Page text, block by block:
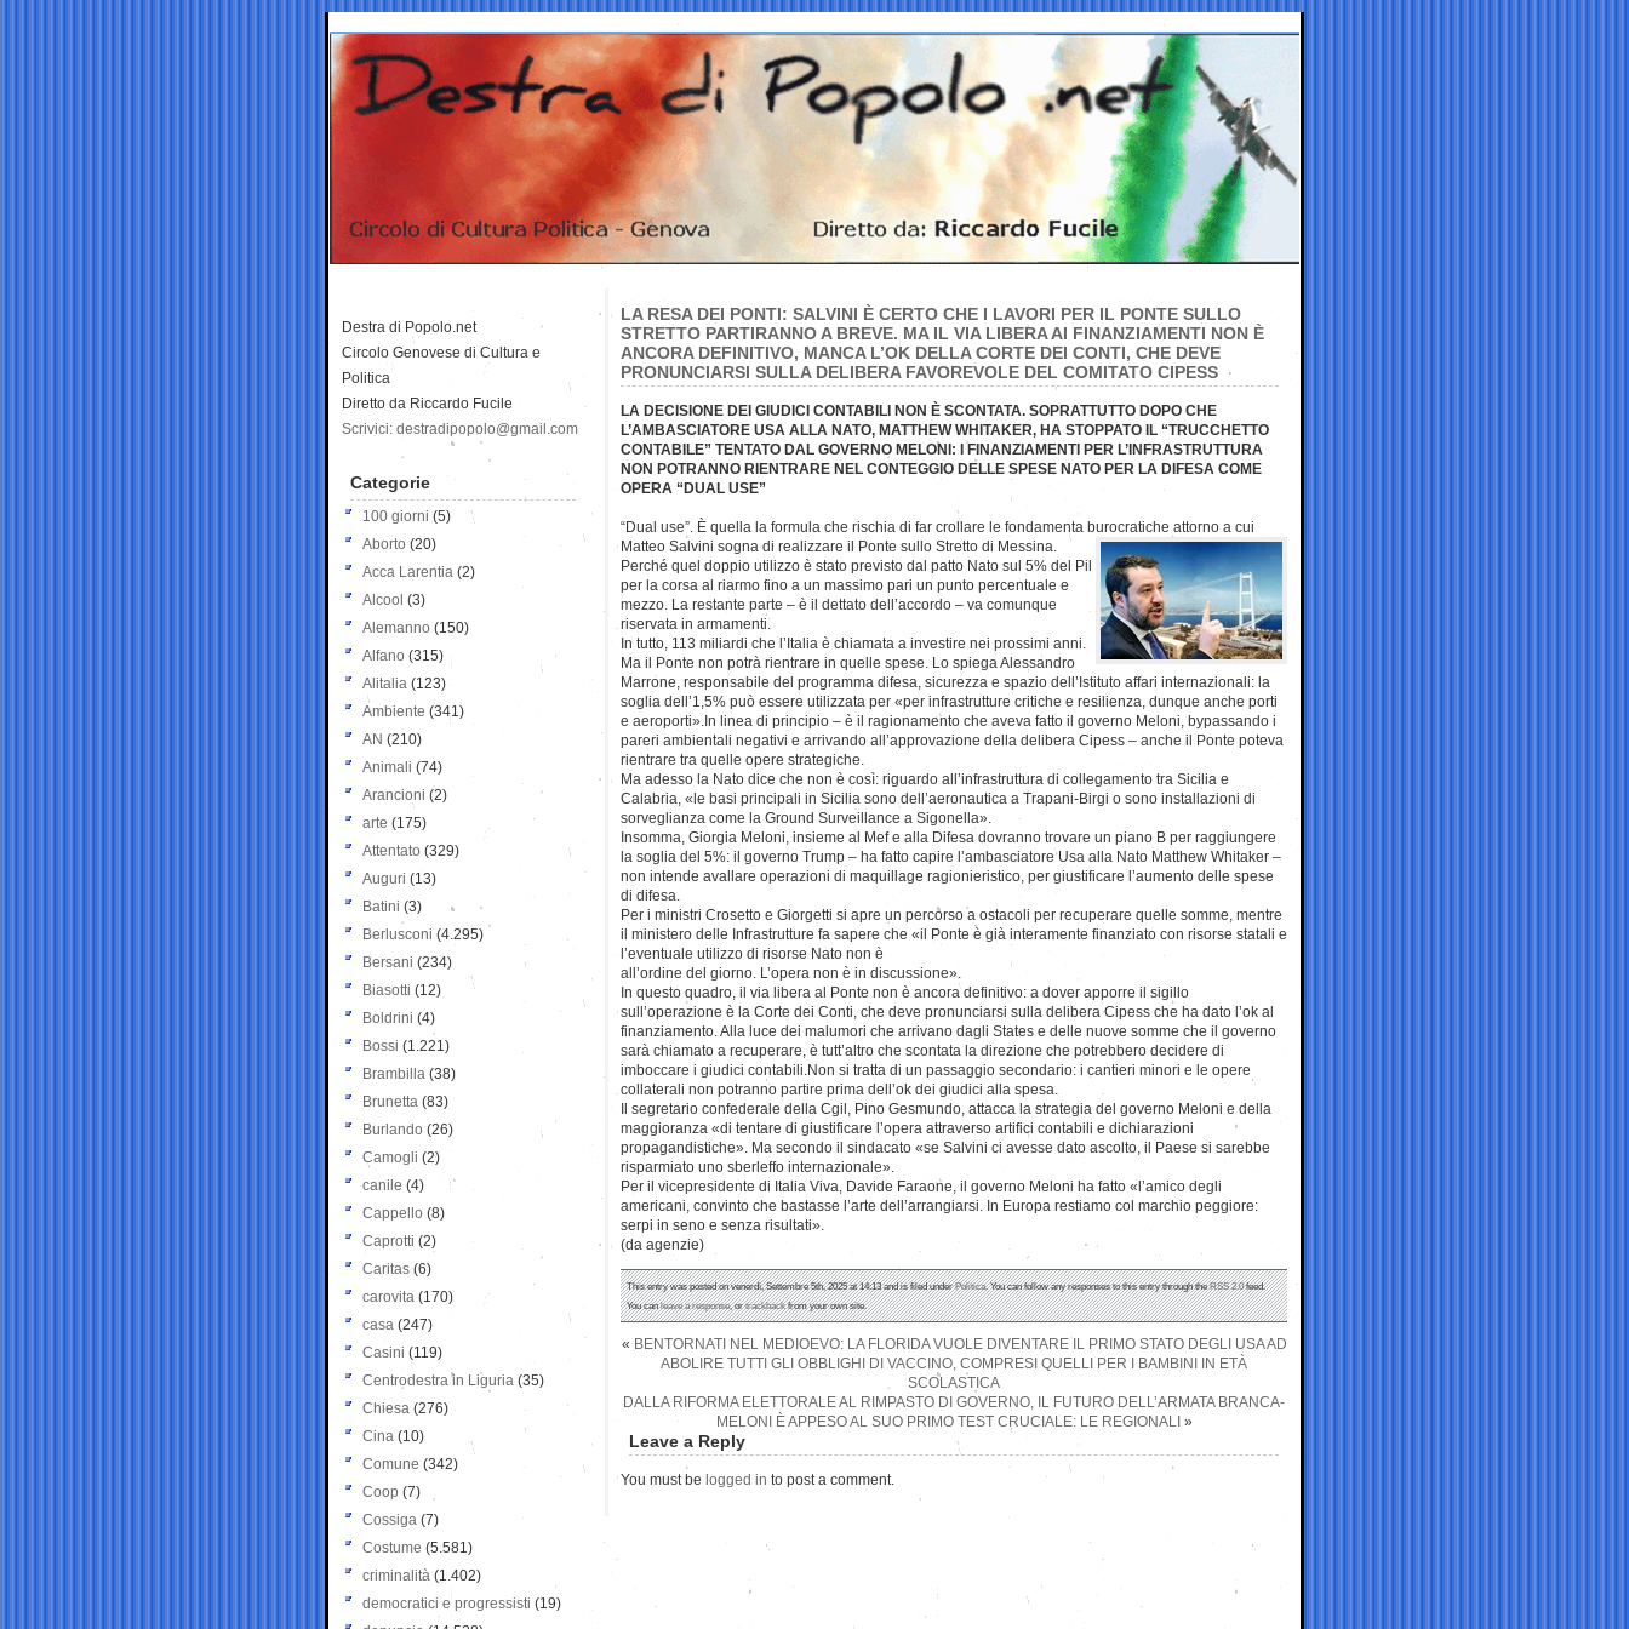
LA RESA DEI PONTI: SALVINI È CERTO CHE I LAVORI PER IL PONTE SULLO
STRETTO PARTIRANNO A BREVE. MA IL VIA LIBERA AI FINANZIAMENTI NON È
ANCORA DEFINITIVO, MANCA L’OK DELLA CORTE DEI CONTI, CHE DEVE
PRONUNCIARSI SULLA DELIBERA FAVOREVOLE DEL COMITATO CIPESS
LA DECISIONE DEI GIUDICI CONTABILI NON È SCONTATA. SOPRATTUTTO DOPO CHE
L’AMBASCIATORE USA ALLA NATO, MATTHEW WHITAKER, HA STOPPATO IL “TRUCCHETTO
CONTABILE” TENTATO DAL GOVERNO MELONI: I FINANZIAMENTI PER L’INFRASTRUTTURA
NON POTRANNO RIENTRARE NEL CONTEGGIO DELLE SPESE NATO PER LA DIFESA COME
OPERA “DUAL USE”
“Dual use”. È quella la formula che rischia di far crollare le fondamenta burocratiche attorno a cui
Matteo Salvini sogna di realizzare il Ponte sullo Stretto di Messina.
Perché quel doppio utilizzo è stato previsto dal patto Nato sul 5% del Pil
per la corsa al riarmo fino a un massimo pari un punto percentuale e
mezzo. La restante parte – è il dettato dell’accordo – va comunque
riservata in armamenti.
In tutto, 113 miliardi che l’Italia è chiamata a investire nei prossimi anni.
Ma il Ponte non potrà rientrare in quelle spese. Lo spiega Alessandro
Marrone, responsabile del programma difesa, sicurezza e spazio dell’Istituto affari internazionali: la
soglia dell’1,5% può essere utilizzata per «per infrastrutture critiche e resilienza, dunque anche porti
e aeroporti».In linea di principio – è il ragionamento che aveva fatto il governo Meloni, bypassando i
pareri ambientali negativi e arrivando all’approvazione della delibera Cipess – anche il Ponte poteva
rientrare tra quelle opere strategiche.
Ma adesso la Nato dice che non è così: riguardo all’infrastruttura di collegamento tra Sicilia e
Calabria, «le basi principali in Sicilia sono dell’aeronautica a Trapani-Birgi o sono installazioni di
sorveglianza come la Ground Surveillance a Sigonella».
Insomma, Giorgia Meloni, insieme al Mef e alla Difesa dovranno trovare un piano B per raggiungere
la soglia del 5%: il governo Trump – ha fatto capire l’ambasciatore Usa alla Nato Matthew Whitaker –
non intende avallare operazioni di maquillage ragionieristico, per giustificare l’aumento delle spese
di difesa.
Per i ministri Crosetto e Giorgetti si apre un percorso a ostacoli per recuperare quelle somme, mentre
il ministero delle Infrastrutture fa sapere che «il Ponte è già interamente finanziato con risorse statali e
l’eventuale utilizzo di risorse Nato non è
all’ordine del giorno. L’opera non è in discussione».
In questo quadro, il via libera al Ponte non è ancora definitivo: a dover apporre il sigillo
sull’operazione è la Corte dei Conti, che deve pronunciarsi sulla delibera Cipess che ha dato l’ok al
finanziamento. Alla luce dei malumori che arrivano dagli States e delle nuove somme che il governo
sarà chiamato a recuperare, è tutt’altro che scontata la direzione che potrebbero decidere di
imboccare i giudici contabili.Non si tratta di un passaggio secondario: i cantieri minori e le opere
collaterali non potranno partire prima dell’ok dei giudici alla spesa.
Il segretario confederale della Cgil, Pino Gesmundo, attacca la strategia del governo Meloni e della
maggioranza «di tentare di giustificare l’opera attraverso artifici contabili e dichiarazioni
propagandistiche». Ma secondo il sindacato «se Salvini ci avesse dato ascolto, il Paese si sarebbe
risparmiato uno sberleffo internazionale».
Per il vicepresidente di Italia Viva, Davide Faraone, il governo Meloni ha fatto «l’amico degli
americani, convinto che bastasse l’arte dell’arrangiarsi. In Europa restiamo col marchio peggiore:
serpi in seno e senza risultati».
(da agenzie)
This entry was posted on venerdì, Settembre 5th, 2025 at 14:13 and is filed underPolitica. You can follow any responses to this entry through theRSS 2.0feed.
You canleave a response, ortrackbackfrom your own site.
« BENTORNATI NEL MEDIOEVO: LA FLORIDA VUOLE DIVENTARE IL PRIMO STATO DEGLI USA AD
ABOLIRE TUTTI GLI OBBLIGHI DI VACCINO, COMPRESI QUELLI PER I BAMBINI IN ETÀ
SCOLASTICA
DALLA RIFORMA ELETTORALE AL RIMPASTO DI GOVERNO, IL FUTURO DELL’ARMATA BRANCA-
MELONI È APPESO AL SUO PRIMO TEST CRUCIALE: LE REGIONALI »
Leave a Reply
You must be logged in to post a comment.
Destra di Popolo.net
Circolo Genovese di Cultura e
Politica
Diretto da Riccardo Fucile
Scrivici: destradipopolo@gmail.com
Categorie
100 giorni (5)
Aborto (20)
Acca Larentia (2)
Alcool (3)
Alemanno (150)
Alfano (315)
Alitalia (123)
Ambiente (341)
AN (210)
Animali (74)
Arancioni (2)
arte (175)
Attentato (329)
Auguri (13)
Batini (3)
Berlusconi (4.295)
Bersani (234)
Biasotti (12)
Boldrini (4)
Bossi (1.221)
Brambilla (38)
Brunetta (83)
Burlando (26)
Camogli (2)
canile (4)
Cappello (8)
Caprotti (2)
Caritas (6)
carovita (170)
casa (247)
Casini (119)
Centrodestra in Liguria (35)
Chiesa (276)
Cina (10)
Comune (342)
Coop (7)
Cossiga (7)
Costume (5.581)
criminalità (1.402)
democratici e progressisti (19)